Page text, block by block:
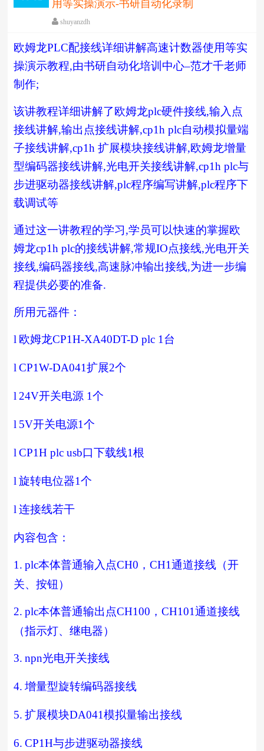
用等实操演示-书研自动化录制
shuyanzdh
围观4323次
已关闭评论
编辑日期：2018-05-17 字体：大 中 小
欧姆龙PLC配接线详细讲解高速计数器使用等实
操演示教程,由书研自动化培训中心–范才千老师
制作;
该讲教程详细讲解了欧姆龙plc硬件接线,输入点
接线讲解,输出点接线讲解,cp1h plc自动模拟量端
子接线讲解,cp1h扩展模块接线讲解,欧姆龙增量
型编码器接线讲解,光电开关接线讲解,cp1h plc与
步进驱动器接线讲解,plc程序编写讲解,plc程序下
载调试等
通过这一讲教程的学习,学员可以快速的掌握欧
姆龙cp1h plc的接线讲解,常规IO点接线,光电开关
接线,编码器接线,高速脉冲输出接线,为进一步编
程提供必要的准备.
所用元器件：
l 欧姆龙CP1H-XA40DT-D plc 1 台
l CP1W-DA041扩展2个
l 24V开关电源 1个
l 5V开关电源1个
l CP1H plc usb口下载线1根
l 旋转电位器1个
l 连接线若干
内容包含：
1. plc本体普通输入点CH0 ，CH1通道接线（开
关、按钮）
2. plc本体普通输出点CH100 ，CH101通道接线
（指示灯、继电器）
3. npn光电开关接线
4. 增量型旋转编码器接线
5. 扩展模块DA041模拟量输出接线
6. CP1H与步进驱动器接线